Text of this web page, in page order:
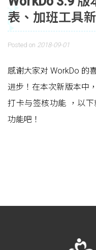
表、加班工具
Posted on 2018-09-01
感谢大家对 WorkDo 的
进步！在本次新版本中
打卡与签核功能 ，以
功能吧！
Posts